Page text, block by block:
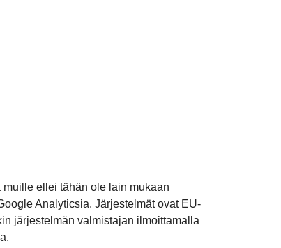
ellei tähän ole lain mukaan
Analyticsia. Järjestelmät ovat EU-
järjestelmän valmistajan ilmoittamalla